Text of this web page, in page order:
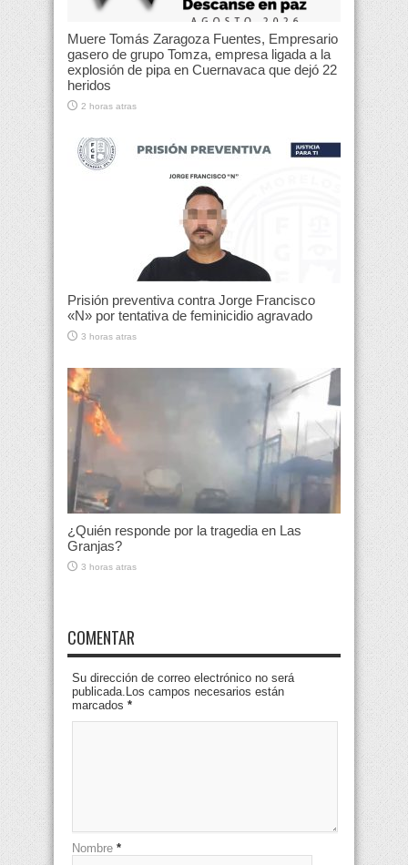
Muere Tomás Zaragoza Fuentes, Empresario
gasero de grupo Tomza, empresa ligada a la
explosión de pipa en Cuernavaca que dejó 22
heridos
2 horas atras
Prisión preventiva contra Jorge Francisco
«N» por tentativa de feminicidio agravado
3 horas atras
¿Quién responde por la tragedia en Las
Granjas?
3 horas atras
COMENTAR
Su dirección de correo electrónico no será
publicada.Los campos necesarios están
marcados *
Nombre *